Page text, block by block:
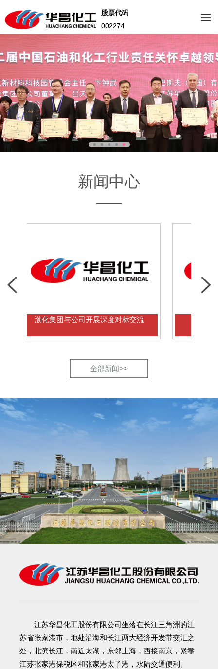
股票代码
002274
新闻中心
渤化集团与公司开展深度对标交流
全部新闻>>
江苏华昌化工股份有限公司坐落在长江三角洲的江
苏省张家港市，地处沿海和长江两大经济开发带交汇之
处，北滨长江，南近太湖，东邻上海，西接南京，紧靠
江苏张家港保税区和张家港太子港，水陆交通便利。